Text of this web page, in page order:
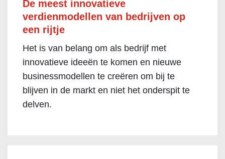
De meest innovatieve
verdienmodellen van bedrijven op
een rijtje
Het is van belang om als bedrijf met
innovatieve ideeën te komen en nieuwe
businessmodellen te creëren om bij te
blijven in de markt en niet het onderspit te
delven.